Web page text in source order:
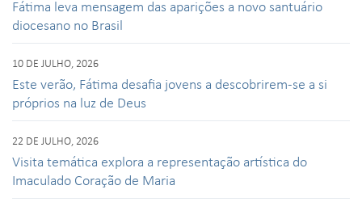
Fátima leva mensagem das aparições a novo santuário
diocesano no Brasil
10 DE JULHO, 2026
Este verão, Fátima desafia jovens a descobrirem-se a si
próprios na luz de Deus
22 DE JULHO, 2026
Visita temática explora a representação artística do
Imaculado Coração de Maria